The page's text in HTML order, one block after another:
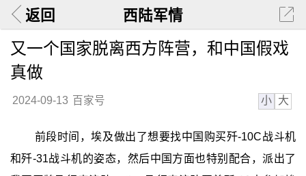
返回 西陆军情
又一个国家脱离西方阵营，和中国假戏
真做
2024-09-13 百家号 小 大
前段时间，埃及做出了想要找中国购买歼-10C战斗机
和歼-31战斗机的姿态，然后中国方面也特别配合，派出了